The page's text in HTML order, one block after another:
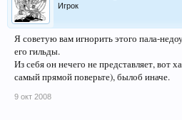
Игрок
Я советую вам игнорить этого пала-
его гильды.
Из себя он нечего не представляет, вот
самый прямой поверьте), былоб иначе.
9 окт 2008